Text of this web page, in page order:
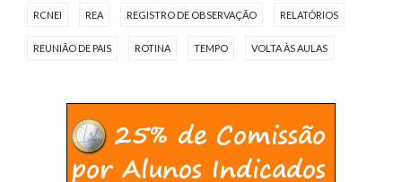
RCNEI REA REGISTRO DE OBSERVAÇÃO RELATÓRIOS
REUNIÃO DE PAIS ROTINA TEMPO VOLTA ÀS AULAS